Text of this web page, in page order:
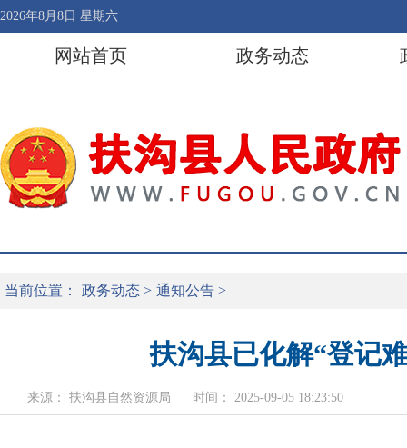
2026年8月8日 星期六
网站首页 政务动态
当前位置： 政务动态 > 通知公告 >
扶沟县已化解“登记
来源： 扶沟县自然资源局 时间： 2025-09-05 18:23:50